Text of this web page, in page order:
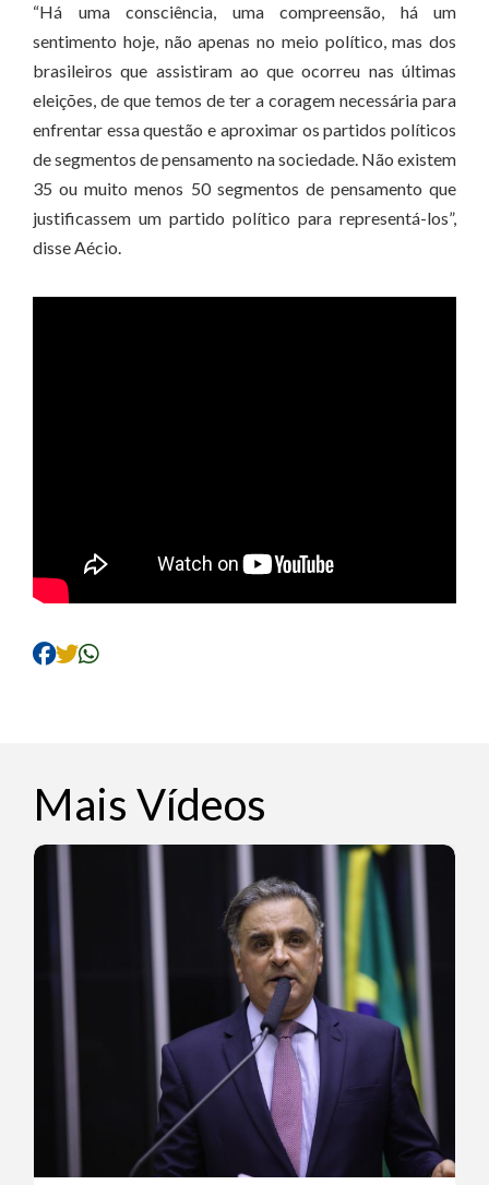
“Há uma consciência, uma compreensão, há um
sentimento hoje, não apenas no meio político, mas dos
brasileiros que assistiram ao que ocorreu nas últimas
eleições, de que temos de ter a coragem necessária para
enfrentar essa questão e aproximar os partidos políticos
de segmentos de pensamento na sociedade. Não existem
35 ou muito menos 50 segmentos de pensamento que
justificassem um partido político para representá-los”,
disse Aécio.
Mais Vídeos